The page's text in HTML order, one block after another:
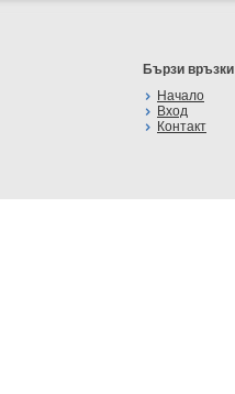
Бързи връзки
Начало
Вход
Контакт